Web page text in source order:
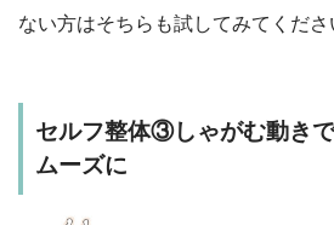
ない方はそちらも試してみてくださ
セルフ整体③しゃがむ動き
ムーズに